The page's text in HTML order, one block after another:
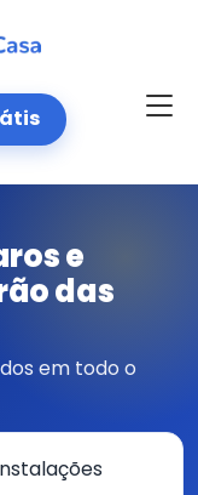
e
das
em todo o